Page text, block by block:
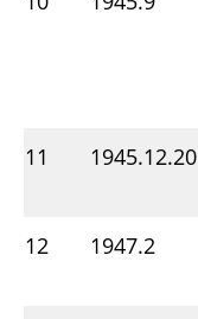
11
1945.12.20
12
1947.2